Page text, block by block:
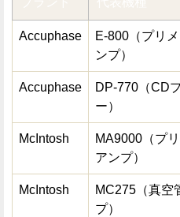
Accuphase
E-800（プリ
ンプ）
Accuphase
DP-770（CD
ー）
McIntosh
MA9000（プ
アンプ）
McIntosh
MC275（真空
プ）